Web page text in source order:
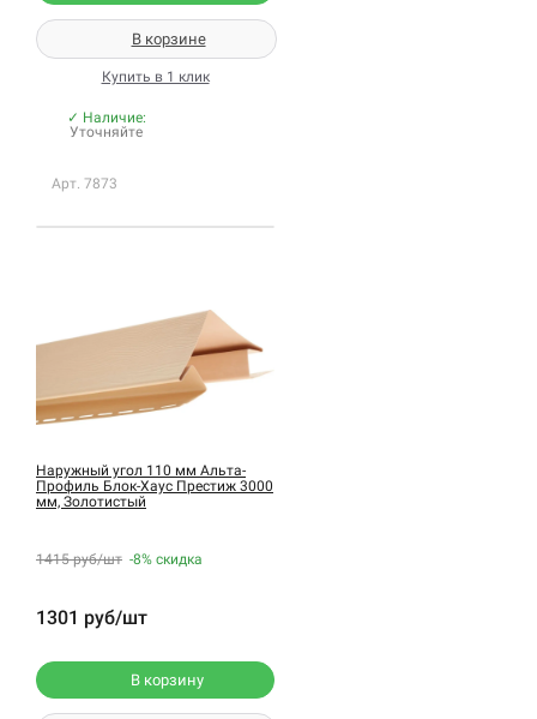
В корзине
Купить в 1 клик
✓ Наличие:
Уточняйте
Арт. 7873
Наружный угол 110 мм Альта-
Профиль Блок-Хаус Престиж 3000
мм, Золотистый
1415 руб/шт -8% скидка
1301 руб/шт
В корзину